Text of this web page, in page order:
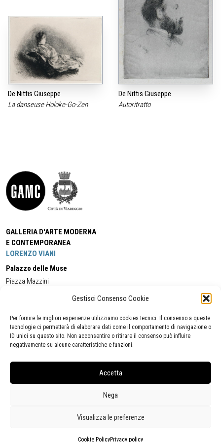
Gestisci Consenso Cookie
Per fornire le migliori esperienze utilizziamo cookies tecnici. Il consenso a queste
tecnologie ci permetterà di elaborare dati come il comportamento di navigazione o
ID unici su questo sito. Non acconsentire o ritirare il consenso può influire
negativamente su alcune caratteristiche e funzioni.
Accetta
Nega
Visualizza le preferenze
Cookie PolicyPrivacy policy
De Nittis Giuseppe
La danseuse Holoke-Go-Zen
De Nittis Giuseppe
Autoritratto
GALLERIA D'ARTE MODERNA
E CONTEMPORANEA
LORENZO VIANI
Palazzo delle Muse
Piazza Mazzini
Cell:+39 338 5714978 (orario apertura Galleria)
Tel:
+39 0584 944580
(orario 09.00/13.00)
Email:gamc@comune.viareggio.lu.it
Segnalazione di inaccessibilità